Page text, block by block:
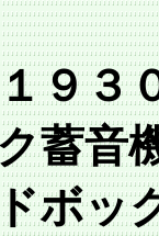
９３
蓄音
ボッ